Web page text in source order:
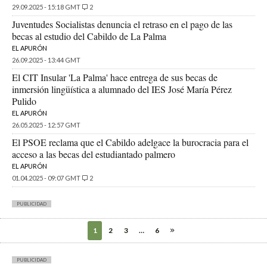
29.09.2025 - 15:18 GMT
2
Juventudes Socialistas denuncia el retraso en el pago de las
becas al estudio del Cabildo de La Palma
EL APURÓN
26.09.2025 - 13:44 GMT
El CIT Insular 'La Palma' hace entrega de sus becas de
inmersión lingüística a alumnado del IES José María Pérez
Pulido
EL APURÓN
26.05.2025 - 12:57 GMT
El PSOE reclama que el Cabildo adelgace la burocracia para el
acceso a las becas del estudiantado palmero
EL APURÓN
01.04.2025 - 09:07 GMT
2
PUBLICIDAD
1 2 3 … 6
PUBLICIDAD